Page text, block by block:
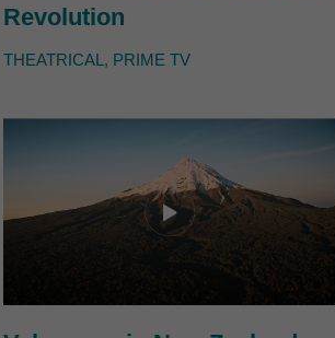
Revolution
THEATRICAL , PRIME TV
Personenbezogene Daten können
akzeptieren
die einwandfreie Funktion der Website erforderlich.